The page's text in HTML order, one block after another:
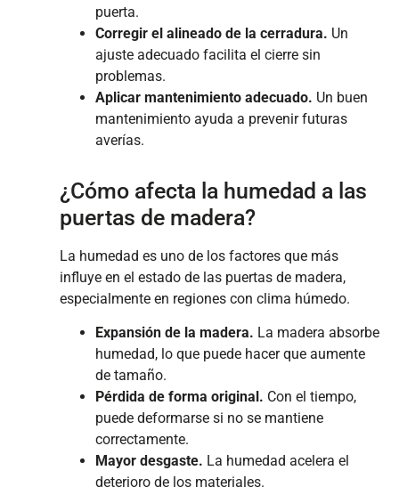
puerta.
Corregir el alineado de la cerradura. Un
ajuste adecuado facilita el cierre sin
problemas.
Aplicar mantenimiento adecuado. Un buen
mantenimiento ayuda a prevenir futuras
averías.
¿Cómo afecta la humedad a las
puertas de madera?
La humedad es uno de los factores que más
influye en el estado de las puertas de madera,
especialmente en regiones con clima húmedo.
Expansión de la madera. La madera absorbe
humedad, lo que puede hacer que aumente
de tamaño.
Pérdida de forma original. Con el tiempo,
puede deformarse si no se mantiene
correctamente.
Mayor desgaste. La humedad acelera el
deterioro de los materiales.